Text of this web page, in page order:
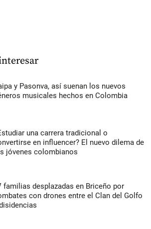
y Pasonva, así suenan los nuevos
musicales hechos en Colombia
una carrera tradicional o
en influencer? El nuevo dilema de
jóvenes colombianos
familias desplazadas en Briceño por
con drones entre el Clan del Golfo